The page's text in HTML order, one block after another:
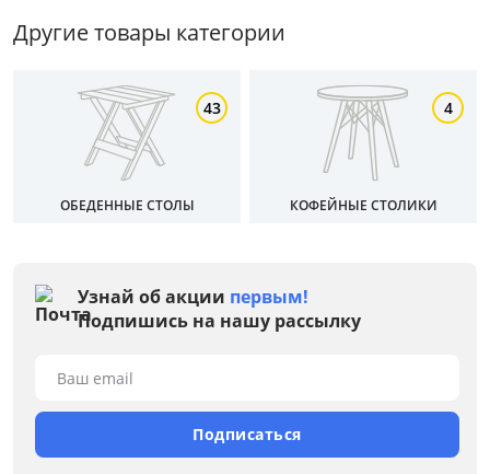
Цвет
Белый
Коричневый
Размер
Другие товары категории
43
ОБЕДЕННЫЕ СТОЛЫ
4
КОФЕЙНЫЕ СТОЛИКИ
Узнай об акции первым!
Подпишись на нашу рассылку
Ваш email
Подписаться